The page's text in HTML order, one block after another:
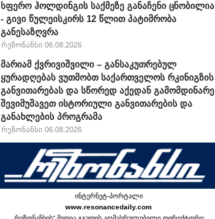
სფერო ჰოლდინგის საქმეზე განაჩენი ცნობილია
- გივი წულეისკირს 12 წლით პატიმრობა
განესაზღვრა
რეზონანსი 06.08.2026
მარიამ ქვრივიშვილი – განსაკუთრებულ
ყურადღებას ვუთმობთ საქართველოს რკინიგზის
განვითარებას და სწორედ აქედან გამომდინარე
შევიმუშავეთ ისტორიული განვითარების და
განახლების პროგრამა
რეზონანსი 06.08.2026
ინტერნეტ-პორტალი
www.resonancedaily.com